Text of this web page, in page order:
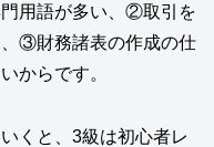
用語が多い、②取引を
③財務諸表の作成の仕
からです。
くと、3級は初心者レ